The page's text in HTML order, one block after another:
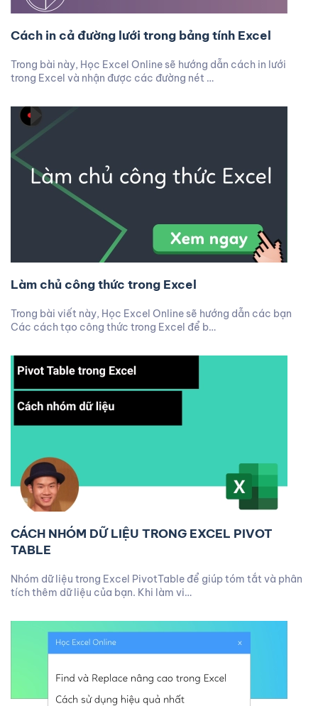
Cách in cả đường lưới trong bảng tính Excel
Trong bài này, Học Excel Online sẽ hướng dẫn cách in lưới
trong Excel và nhận được các đường nét …
Làm chủ công thức trong Excel
Trong bài viết này, Học Excel Online sẽ hướng dẫn các bạn
Các cách tạo công thức trong Excel để b…
CÁCH NHÓM DỮ LIỆU TRONG EXCEL PIVOT
TABLE
Nhóm dữ liệu trong Excel PivotTable để giúp tóm tắt và phân
tích thêm dữ liệu của bạn. Khi làm vi…